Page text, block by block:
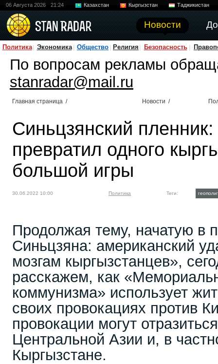
06 Августа 2026 21:24 Казахстан Кыргызстан Таджикистан
Новости
Политика Экономика Общество Религия Безопасность
По вопросам рекламы
stanradar@mail.ru
Главная страница / Новости /
Синьцзянский
превратил одного
большой игры
30.06.2022 10:00 Политика Теги:
Продолжая тему, начатую в
Синьцзяна: американский
мозгам кыргызстанцев»,
расскажем, как
коммунизма» использует
своих провокациях против
провокации могут
Центральной Азии и, в
Кыргызстане.